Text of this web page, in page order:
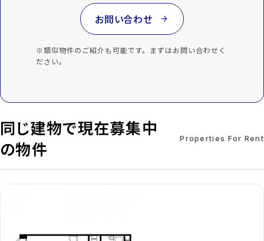
お問い合わせ arrow_forward
※類似物件のご紹介も可能です。まずはお問い合わせく
ださい。
同じ建物で現在募集中
の物件
Properties For Rent